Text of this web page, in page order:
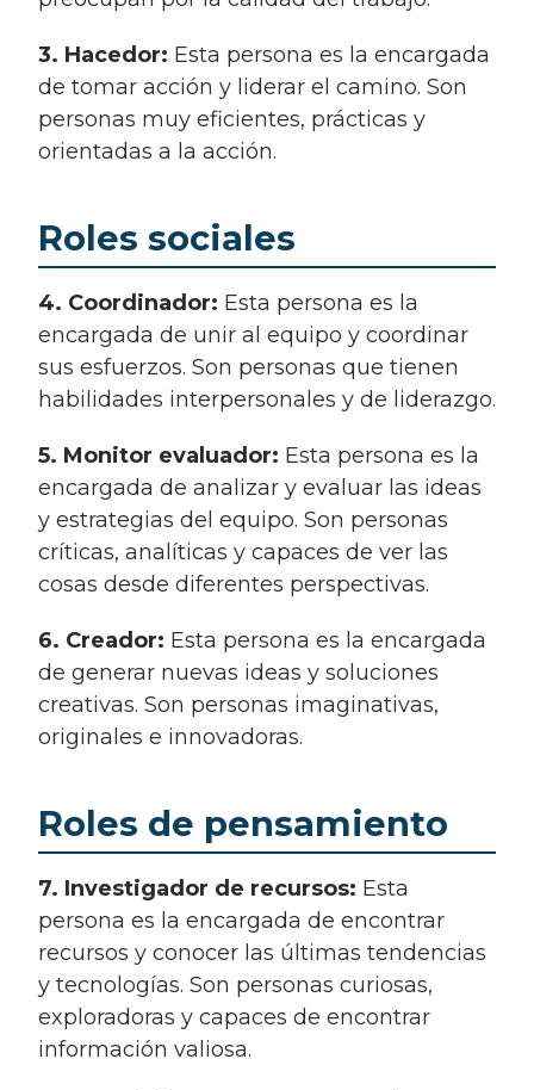
3. Hacedor: Esta persona es la encargada
de tomar acción y liderar el camino. Son
personas muy eficientes, prácticas y
orientadas a la acción.
Roles sociales
4. Coordinador: Esta persona es la
encargada de unir al equipo y coordinar
sus esfuerzos. Son personas que tienen
habilidades interpersonales y de liderazgo.
5. Monitor evaluador: Esta persona es la
encargada de analizar y evaluar las ideas
y estrategias del equipo. Son personas
críticas, analíticas y capaces de ver las
cosas desde diferentes perspectivas.
6. Creador: Esta persona es la encargada
de generar nuevas ideas y soluciones
creativas. Son personas imaginativas,
originales e innovadoras.
Roles de pensamiento
7. Investigador de recursos: Esta
persona es la encargada de encontrar
recursos y conocer las últimas tendencias
y tecnologías. Son personas curiosas,
exploradoras y capaces de encontrar
información valiosa.